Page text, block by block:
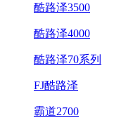
酷路泽3500
酷路泽4000
酷路泽70系列
FJ酷路泽
霸道2700